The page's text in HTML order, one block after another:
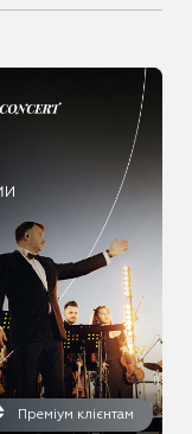
Преміум клієнтам